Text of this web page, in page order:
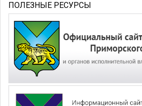
ПОЛЕЗНЫЕ РЕСУРСЫ